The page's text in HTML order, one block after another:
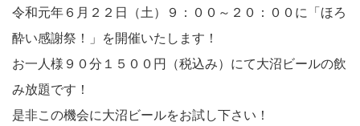
令和元年６月２２日（土）９：００～２０：００に「ほろ
酔い感謝祭！」を開催いたします！
お一人様９０分１５００円（税込み）にて大沼ビールの飲
み放題です！
是非この機会に大沼ビールをお試し下さい！